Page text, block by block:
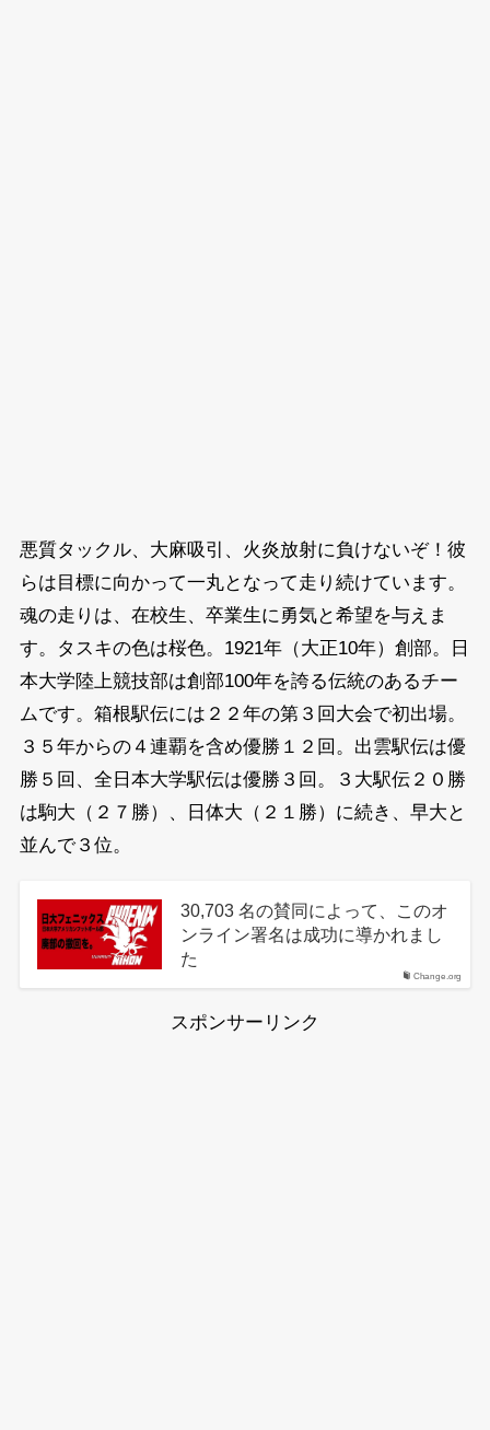
悪質タックル、大麻吸引、火炎放射に負けないぞ！彼
らは目標に向かって一丸となって走り続けています。
魂の走りは、在校生、卒業生に勇気と希望を与えま
す。タスキの色は桜色。1921年（大正10年）創部。日
本大学陸上競技部は創部100年を誇る伝統のあるチー
ムです。箱根駅伝には２２年の第３回大会で初出場。
３５年からの４連覇を含め優勝１２回。出雲駅伝は優
勝５回、全日本大学駅伝は優勝３回。３大駅伝２０勝
は駒大（２７勝）、日体大（２１勝）に続き、早大と
並んで３位。
Change.org
30,703 名の賛同によって、このオ
ンライン署名は成功に導かれまし
た
スポンサーリンク